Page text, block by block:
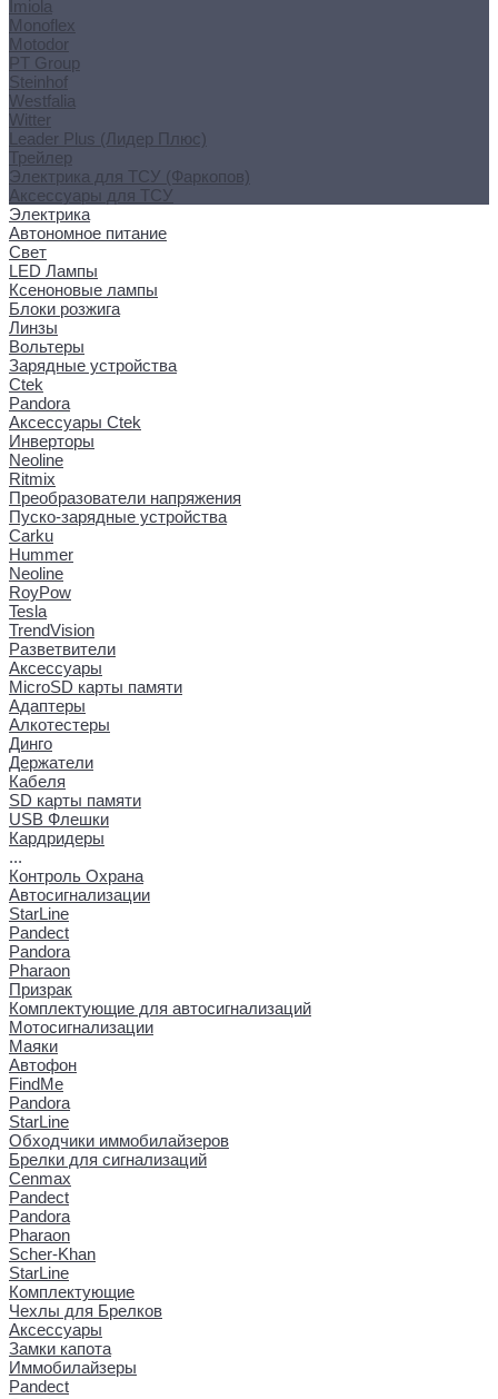
Imiola
Monoflex
Motodor
PT Group
Steinhof
Westfalia
Witter
Leader Plus (Лидер Плюс)
Трейлер
Электрика для ТСУ (Фаркопов)
Аксессуары для ТСУ
Электрика
Автономное питание
Свет
LED Лампы
Ксеноновые лампы
Блоки розжига
Линзы
Вольтеры
Зарядные устройства
Ctek
Pandora
Аксессуары Ctek
Инверторы
Neoline
Ritmix
Преобразователи напряжения
Пуско-зарядные устройства
Carku
Hummer
Neoline
RoyPow
Tesla
TrendVision
Разветвители
Аксессуары
MicroSD карты памяти
Адаптеры
Алкотестеры
Динго
Держатели
Кабеля
SD карты памяти
USB Флешки
Кардридеры
...
Контроль Охрана
Автосигнализации
StarLine
Pandect
Pandora
Pharaon
Призрак
Комплектующие для автосигнализаций
Мотосигнализации
Маяки
Автофон
FindMe
Pandora
StarLine
Обходчики иммобилайзеров
Брелки для сигнализаций
Cenmax
Pandect
Pandora
Pharaon
Scher-Khan
StarLine
Комплектующие
Чехлы для Брелков
Аксессуары
Замки капота
Иммобилайзеры
Pandect